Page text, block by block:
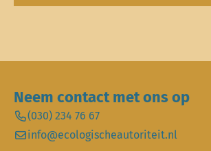
Neem contact met ons op
(030) 234 76 67
info@ecologischeautoriteit.nl